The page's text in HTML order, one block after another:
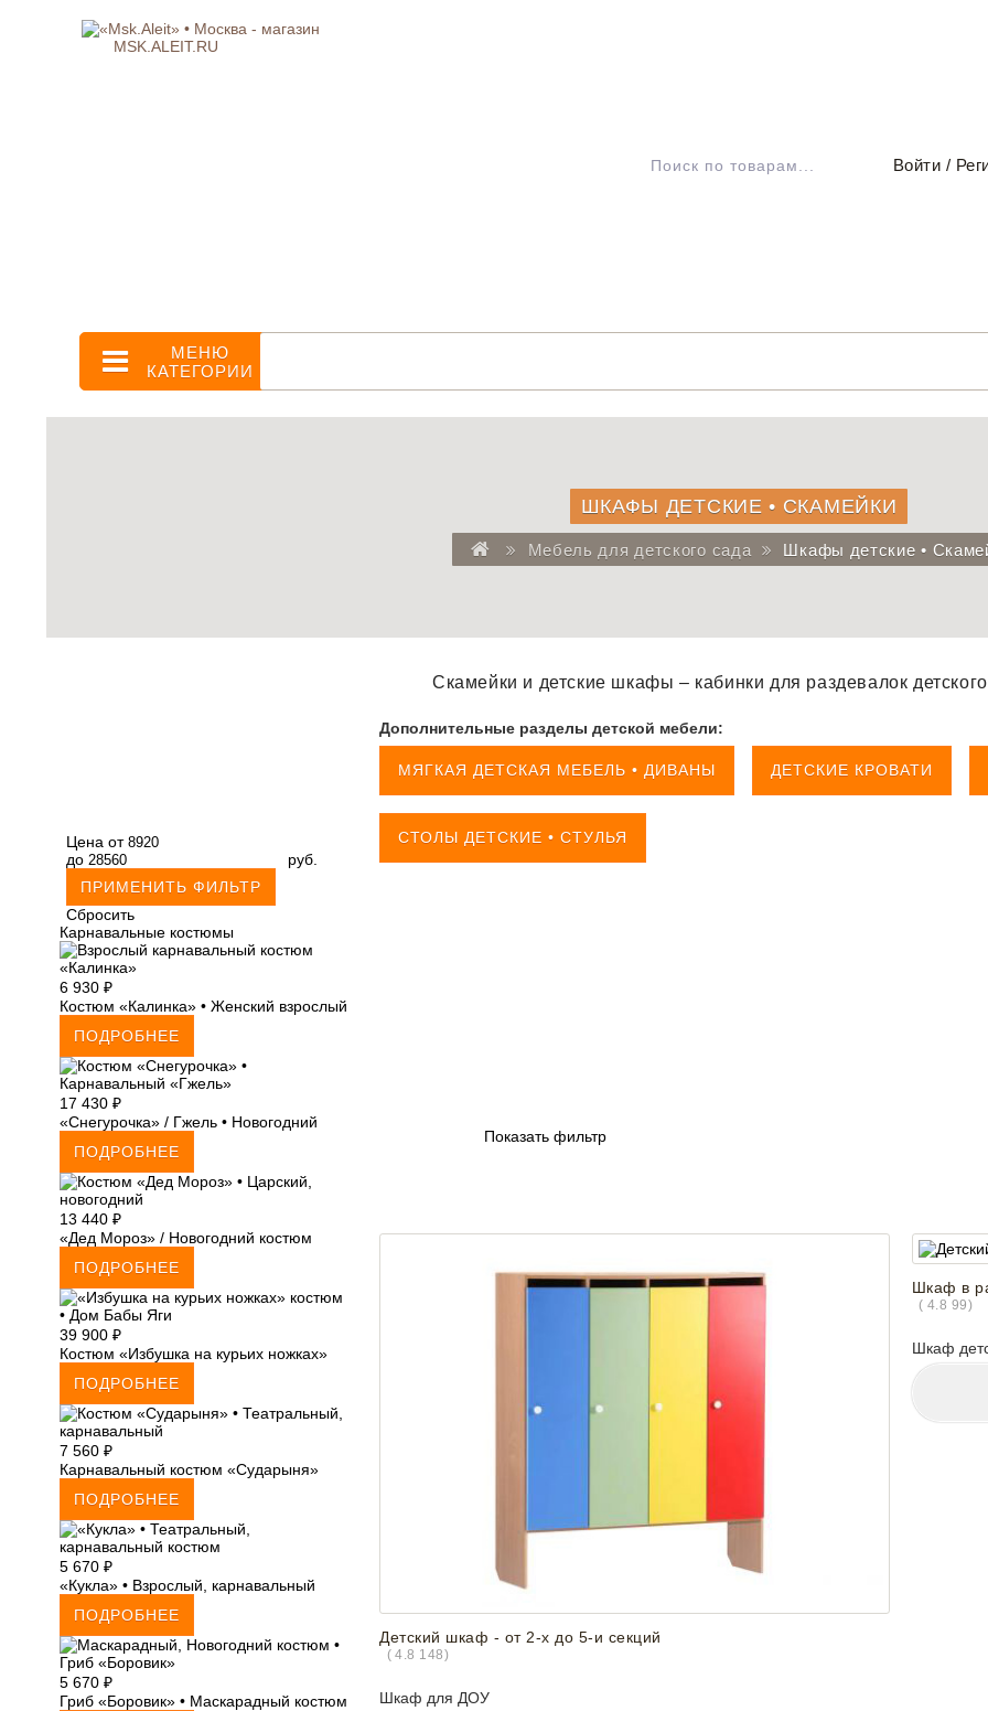
MSK.ALEIT.RU
Войти /
РЕГИСТРАЦИЯ
МЕНЮ
КАТЕГОРИИ
ШКАФЫ ДЕТСКИЕ • СКАМЕЙКИ
Мебель для детского сада Шкафы детские •
Цена от
до
руб.
Cбросить
Карнавальные костюмы
6 930 ₽
Костюм «Калинка» • Женский взрослый
ПОДРОБНЕЕ
17 430 ₽
«Снегурочка» / Гжель • Новогодний
ПОДРОБНЕЕ
13 440 ₽
«Дед Мороз» / Новогодний костюм
ПОДРОБНЕЕ
39 900 ₽
Костюм «Избушка на курьих ножках»
ПОДРОБНЕЕ
7 560 ₽
Карнавальный костюм «Сударыня»
ПОДРОБНЕЕ
5 670 ₽
«Кукла» • Взрослый, карнавальный
ПОДРОБНЕЕ
5 670 ₽
Гриб «Боровик» • Маскарадный костюм
Скамейки и детские шкафы – кабинки для раздевалок
Дополнительные разделы детской мебели:
МЯГКАЯ ДЕТСКАЯ МЕБЕЛЬ • ДИВАНЫ ДЕТСКИЕ КРОВАТИ
СТОЛЫ ДЕТСКИЕ • СТУЛЬЯ
Показать фильтр
Детский шкаф - от 2-х до 5-и секций
( 4.8 148)
Шкаф для ДОУ
Шкаф в
( 4.8 99)
Шкаф